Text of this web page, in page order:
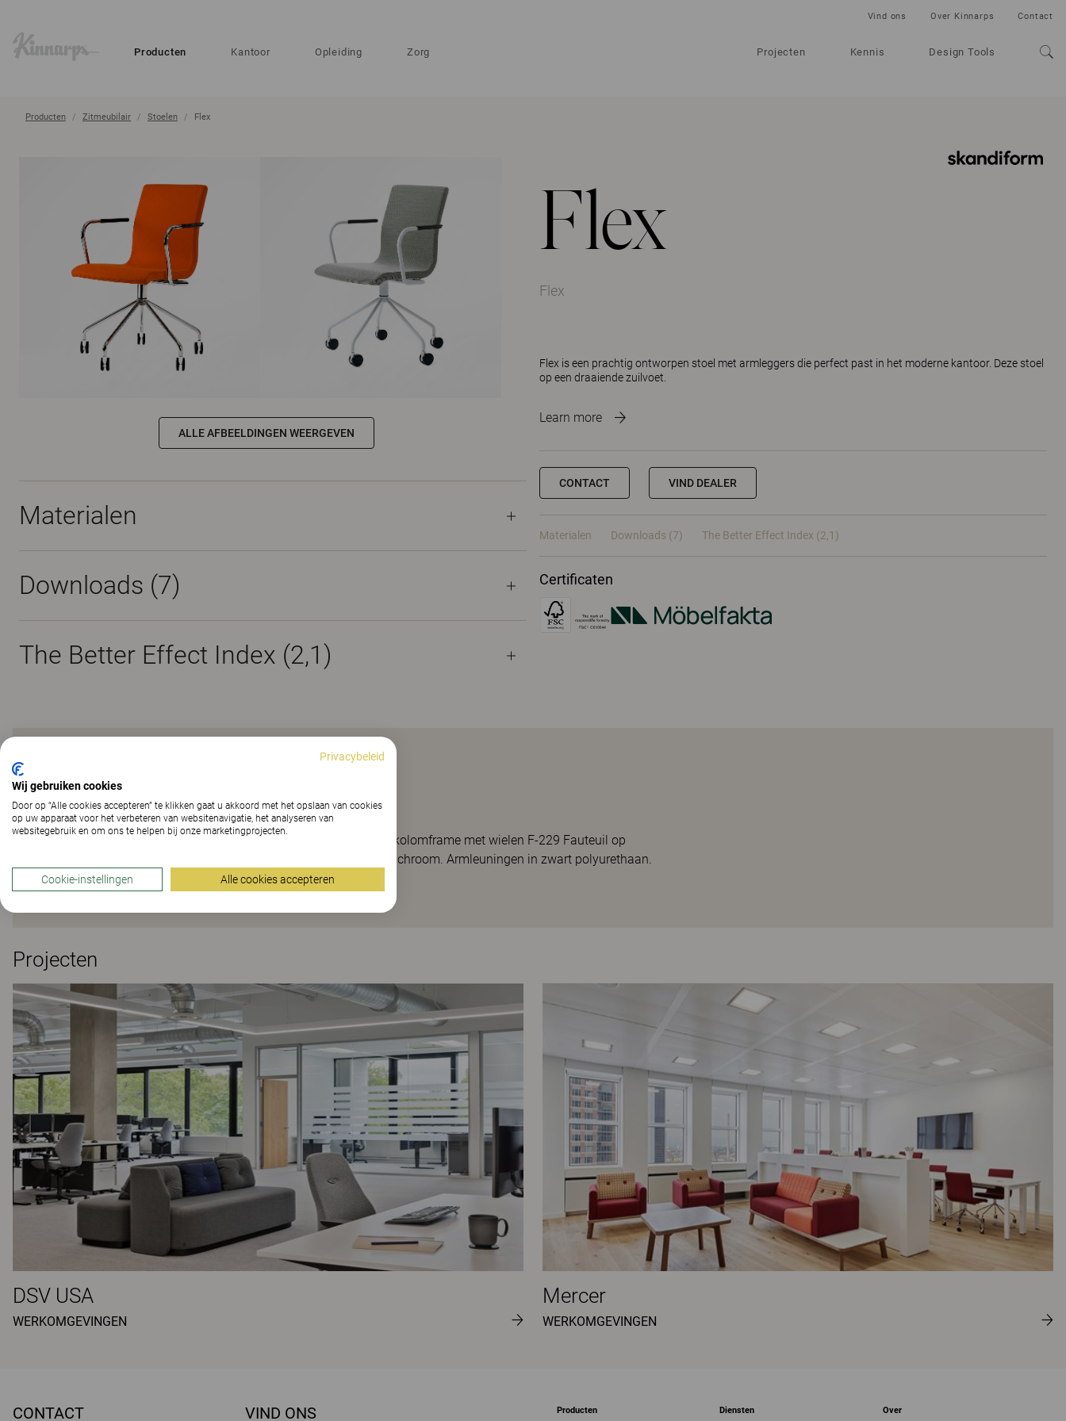
Producten Kantoor Opleiding Zorg Projecten Kennis Design Tools
Vind ons Over Kinnarps Contact
Producten Zitmeubilair Stoelen Flex
Flex
Flex
Flex is een prachtig ontworpen stoel met armleggers die perfect past in het moderne kantoor. Deze stoel
op een draaiende zuilvoet.
Learn more
CONTACT VIND DEALER
Materialen Downloads (7) The Better Effect Index (2,1)
Certificaten
ALLE AFBEELDINGEN WEERGEVEN
Materialen
Downloads (7)
The Better Effect Index (2,1)
Flex
Ontwerp Ruud Ekstrand SIR/MSA F-228 Fauteuil op draaiend kolomframe met wielen F-229 Fauteuil op
draaiend kolomframe met glijdoppen Performance Chassis in chroom. Armleuningen in zwart polyurethaan.
Bekleding Brandvertragend polyetherschuim.
Projecten
DSV USA
WERKOMGEVINGEN
Mercer
WERKOMGEVINGEN
CONTACT VIND ONS
Producten
Diensten
Over
Privacybeleid
Wij gebruiken cookies
Door op “Alle cookies accepteren” te klikken gaat u akkoord met het opslaan van cookies
op uw apparaat voor het verbeteren van websitenavigatie, het analyseren van
websitegebruik en om ons te helpen bij onze marketingprojecten.
Cookie-instellingen Alle cookies accepteren